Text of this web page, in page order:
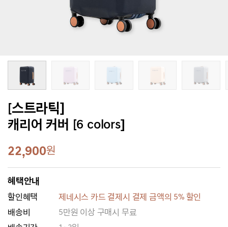
[스트라틱]
캐리어 커버 [6 colors]
22,900원
혜택안내
할인혜택
제네시스 카드 결제시 결제 금액의 5% 할인
배송비
5만원 이상 구매시 무료